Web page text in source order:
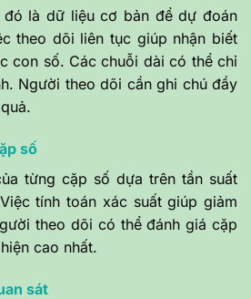
là dữ liệu cơ bản để dự đoán
theo dõi liên tục giúp nhận biết
con số. Các chuỗi dài có thể chỉ
Người theo dõi cần ghi chú đầy
số
từng cặp số dựa trên tần suất
tính toán xác suất giúp giảm
theo dõi có thể đánh giá cặp
cao nhất.
sát